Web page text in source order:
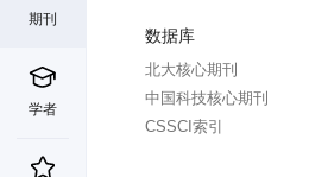
期刊
学者
数据库
北大核心期刊
中国科技核心期刊
CSSCI索引